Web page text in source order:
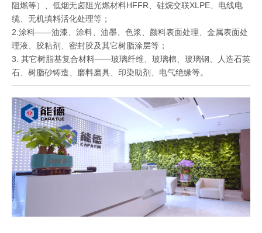
阻燃等）、低烟无卤阻光燃材料HFFR、硅烷交联XLPE、电线电
缆、无机填料活化处理等；
2.涂料——油漆、涂料、油墨、色浆、颜料表面处理、金属表面处
理液、胶粘剂、密封胶及其它树脂涂层等；
3. 其它树脂基复合材料——玻璃纤维、玻璃棉、玻璃钢、人造石英
石、树脂砂铸造、磨料磨具、印染助剂、电气绝缘等。